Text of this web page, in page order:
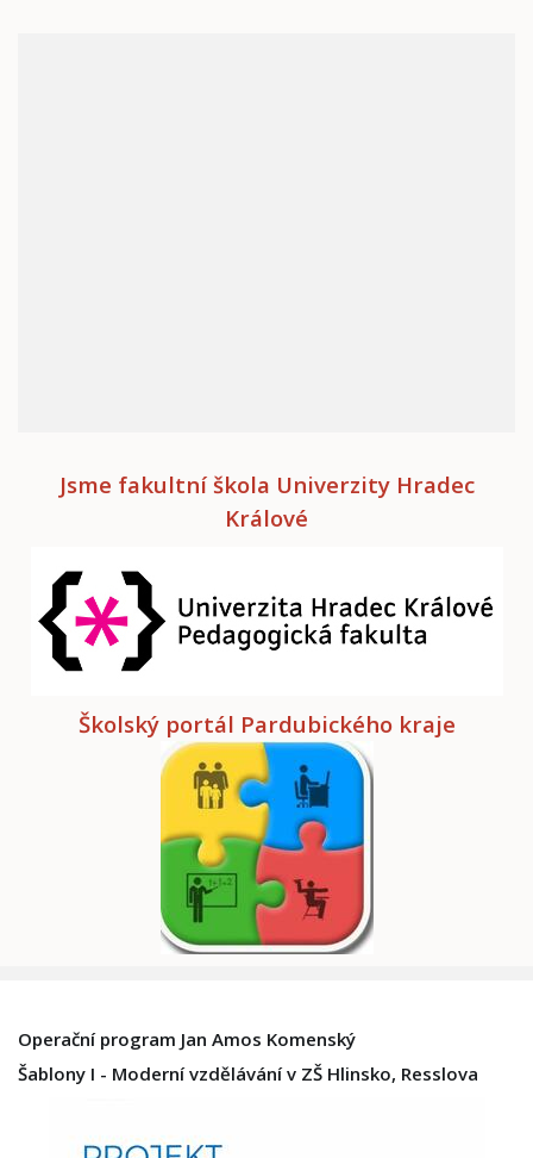
Jsme fakultní škola Univerzity Hradec
Králové
Školský portál Pardubického kraje
Operační program Jan Amos Komenský
Šablony I - Moderní vzdělávání v ZŠ Hlinsko, Resslova